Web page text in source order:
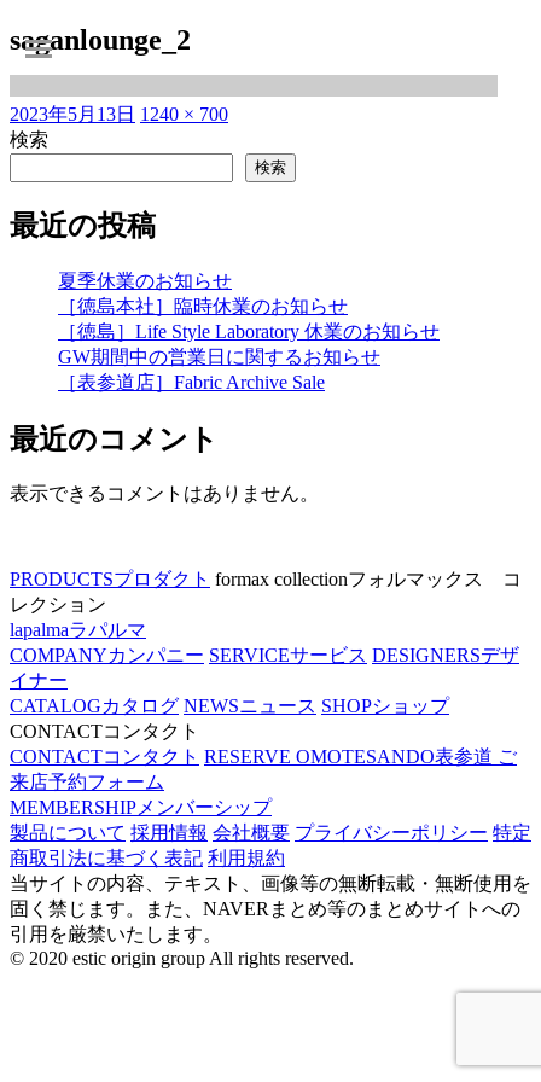
saganlounge_2
投
稿
2023年5月13日 フ
イ
ズ
1240 × 700
検索
検索
最近の投稿
夏季休業のお知らせ
［徳島本社］臨時休業のお知らせ
［徳島］Life Style Laboratory 休業のお知らせ
GW期間中の営業日に関するお知らせ
［表参道店］Fabric Archive Sale
最近のコメント
表示できるコメントはありません。
PRODUCTSプロダクト formax collectionフォルマックス コ
レクション
lapalmaラパルマ
COMPANYカンパニー SERVICEサービス DESIGNERSデザ
イナー
CATALOGカタログ NEWSニュース SHOPショップ
CONTACTコンタクト
CONTACTコンタクト RESERVE OMOTESANDO表参道 ご
来店予約フォーム
MEMBERSHIPメンバーシップ
製品について 採用情報 会社概要 プライバシーポリシー 特定
商取引法に基づく表記 利用規約
当サイトの内容、テキスト、画像等の無断転載・無断使用を
固く禁じます。また、NAVERまとめ等のまとめサイトへの
引用を厳禁いたします。
© 2020 estic origin group All rights reserved.